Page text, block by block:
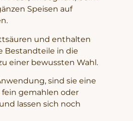
Speisen auf
und enthalten
Bestandteile in die
einer bewussten Wahl.
sind sie eine
gemahlen oder
lassen sich noch